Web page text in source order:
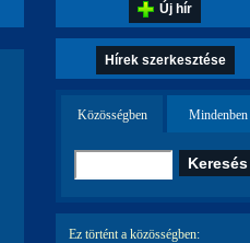
Új hír
Hírek szerkesztése
Közösségben Mindenben
Ez történt a közösségben: